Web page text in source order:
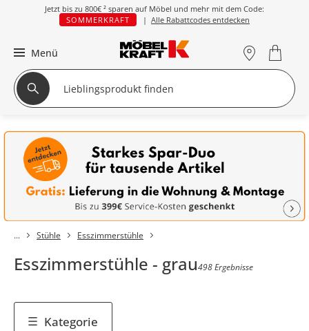
Jetzt bis zu 800€ ² sparen auf Möbel und mehr mit dem Code:
SOMMERKRAFT
| Alle Rabattcodes entdecken
Menü
Stühle Esszimmerstühle
Esszimmerstühle - grau498 Ergebnisse
Kategorie